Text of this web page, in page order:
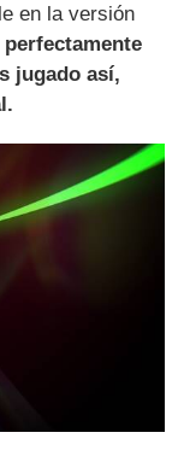
en la versión
perfectamente
jugado así,